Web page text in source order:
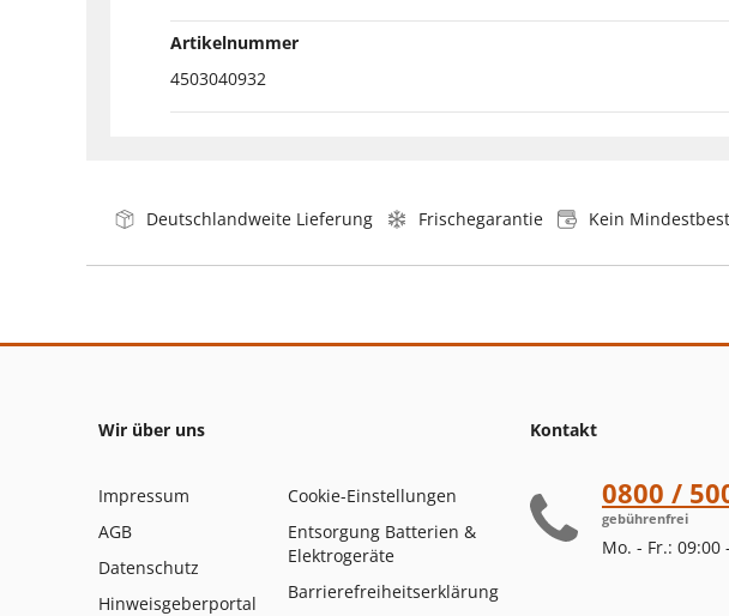
Artikelnummer
4503040932
Deutschlandweite Lieferung Frischegarantie Kein
Wir über uns
Impressum
AGB
Datenschutz
Hinweisgeberportal
Cookie-Einstellungen
Entsorgung Batterien &
Elektrogeräte
Barrierefreiheitserklärung
Kontakt
0800 /
gebührenfrei
Mo. - Fr.: 09:00